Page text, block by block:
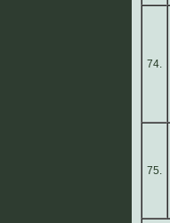
74.
75.